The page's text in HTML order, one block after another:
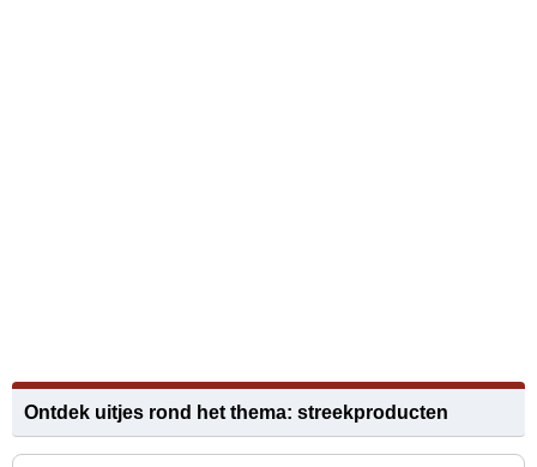
Ontdek uitjes rond het thema: streekproducten